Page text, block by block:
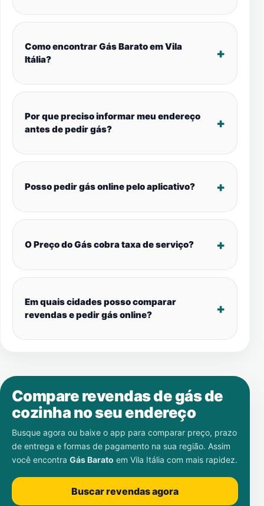
Como encontrar Gás Barato em Vila
Itália?
Por que preciso informar meu endereço
antes de pedir gás?
Posso pedir gás online pelo aplicativo?
O Preço do Gás cobra taxa de serviço?
Em quais cidades posso comparar
revendas e pedir gás online?
Compare revendas de gás de
cozinha no seu endereço
Busque agora ou baixe o app para comparar preço, prazo
de entrega e formas de pagamento na sua região. Assim
você encontra Gás Barato em Vila Itália com mais rapidez.
Buscar revendas agora